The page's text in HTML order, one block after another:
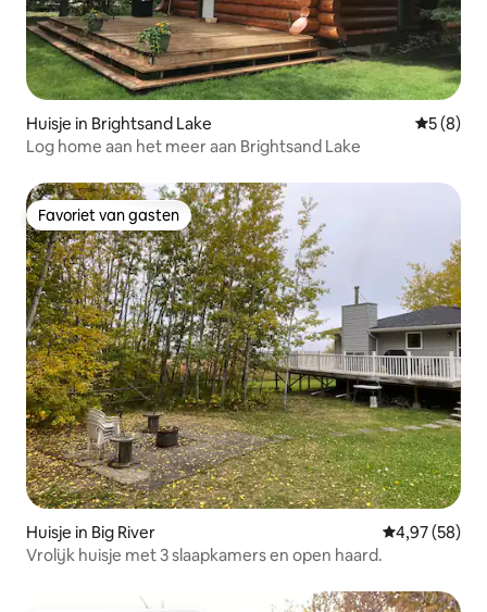
Huisje in Brightsand Lake
5 (8)
Log home aan het meer aan Brightsand Lake
Favoriet van gasten
Favoriet van gasten
Huisje in Big River Gemiddelde
4,97 (58)
Vrolijk huisje met 3 slaapkamers en open haard.